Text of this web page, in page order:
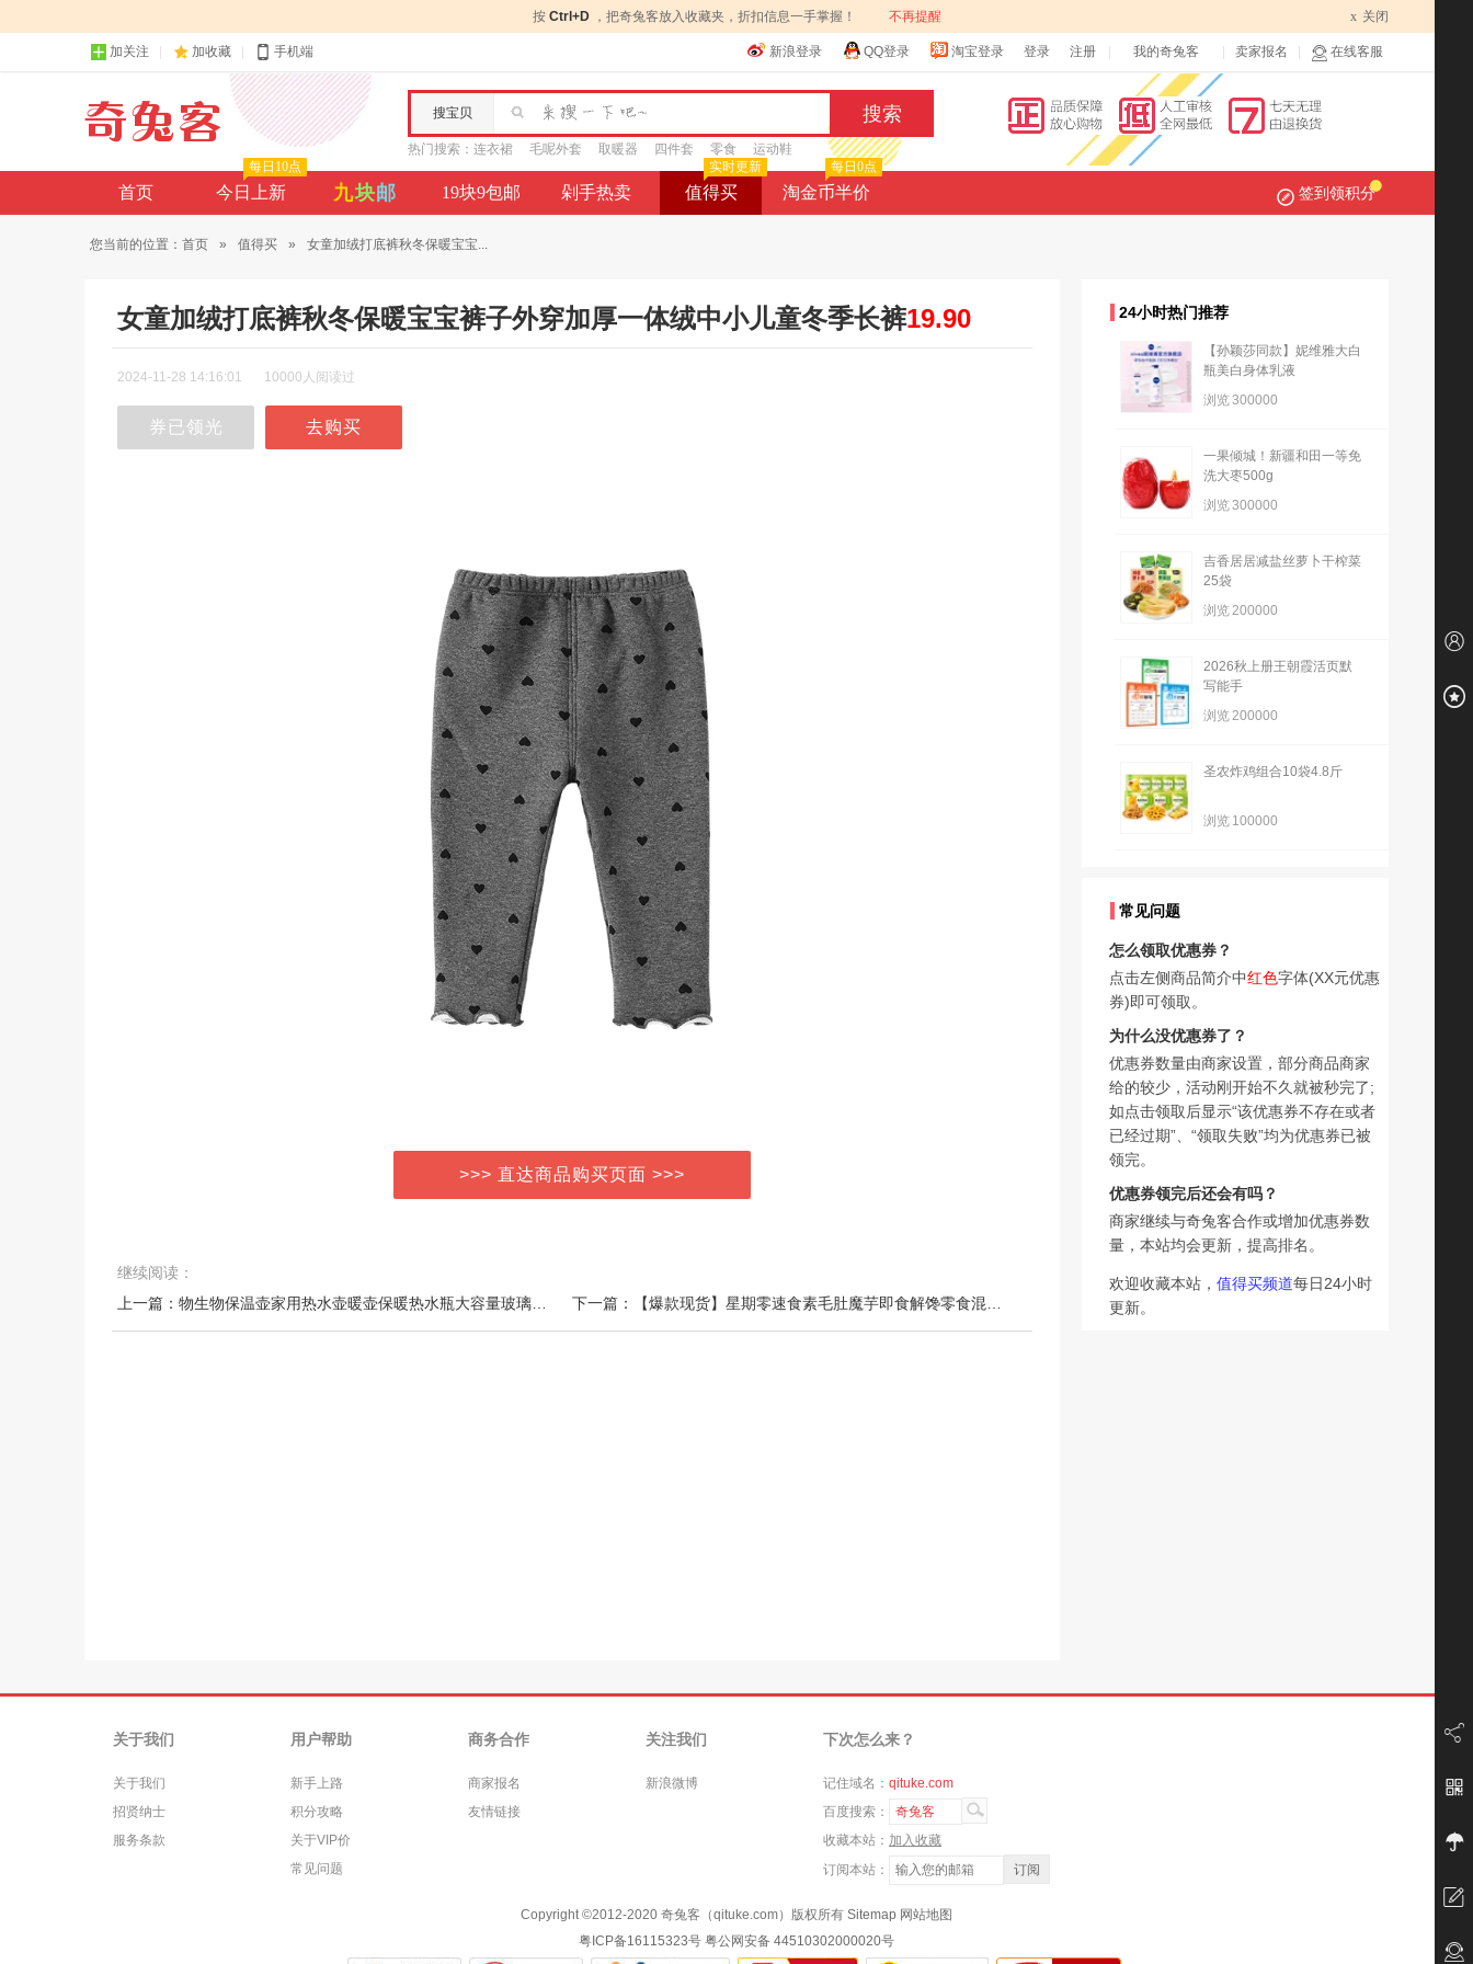
按 Ctrl+D ，把奇兔客放入收藏夹，折扣信息一手掌握！ 不再提醒 x 关闭
加关注 加收藏 手机端 新浪登录 QQ登录 淘宝登录 登录 注册 我的奇兔客 卖家报名 在线客服
搜宝贝
热门搜索： 连衣裙 毛呢外套 取暖器 四件套 零食 运动鞋
首页 今日上新
每日10点
九块邮 19块9包邮 剁手热卖 值得买
实时更新
淘金币半价
每日0点
签到领积分
您当前的位置： 首页 » 值得买 » 女童加绒打底裤秋冬保暖宝宝...
女童加绒打底裤秋冬保暖宝宝裤子外穿加厚一体绒中小儿童冬季长裤19.90
2024-11-28 14:16:01 10000人阅读过
券已领光 去购买
>>> 直达商品购买页面 >>>
继续阅读：
24小时热门推荐
【孙颖莎同款】妮维雅大白
瓶美白身体乳液
浏览300000
一果倾城！新疆和田一等免
洗大枣500g
浏览300000
吉香居居减盐丝萝卜干榨菜
25袋
浏览200000
2026秋上册王朝霞活页默
写能手
浏览200000
圣农炸鸡组合10袋4.8斤
浏览 100000
常见问题
怎么领取优惠券？
点击左侧商品简介中红色字体(XX元优惠
券)即可领取。
为什么没优惠券了？
优惠券数量由商家设置，部分商品商家
给的较少，活动刚开始不久就被秒完了;
如点击领取后显示“该优惠券不存在或者
已经过期”、“领取失败”均为优惠券已被
领完。
优惠券领完后还会有吗？
商家继续与奇兔客合作或增加优惠券数
量，本站均会更新，提高排名。
欢迎收藏本站， 值得买频道每日24小时
更新。
关于我们
关于我们
招贤纳士
服务条款
用户帮助
新手上路
积分攻略
关于VIP价
常见问题
商务合作
商家报名
友情链接
关注我们
新浪微博
下次怎么来？
记住域名： qituke.com
百度搜索：
奇兔客
收藏本站： 加入收藏
订阅本站：
Copyright ©2012-2020 奇兔客（qituke.com）版权所有 Sitemap 网站地图
粤ICP备16115323号 粤公网安备 44510302000020号